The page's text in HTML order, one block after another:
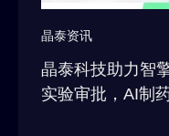
晶泰资讯
晶泰科技助力智
实验审批，AI制